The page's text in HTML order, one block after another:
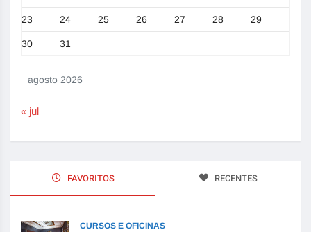
agosto 2026
23 24 25 26 27 28 29
30 31
« jul
FAVORITOS RECENTES
CURSOS E OFICINAS